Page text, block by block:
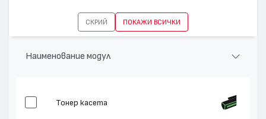
1500
СКРИЙ ПОКАЖИ ВСИЧКИ
Наименование модул
Тонер касета